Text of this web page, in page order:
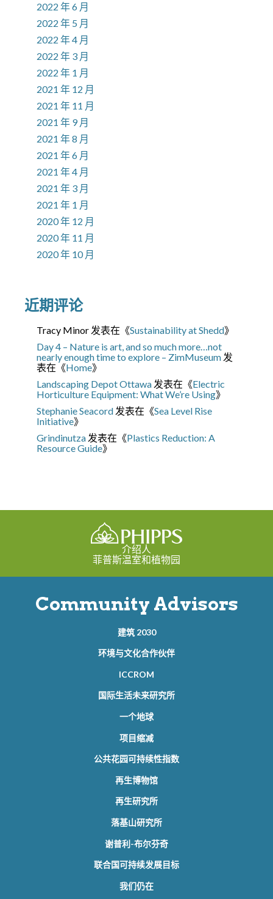
2022 年 6 月
2022 年 5 月
2022 年 4 月
2022 年 3 月
2022 年 1 月
2021 年 12 月
2021 年 11 月
2021 年 9 月
2021 年 8 月
2021 年 6 月
2021 年 4 月
2021 年 3 月
2021 年 1 月
2020 年 12 月
2020 年 11 月
2020 年 10 月
近期评论
Tracy Minor 发表在《Sustainability at Shedd》
Day 4 – Nature is art, and so much more…not
nearly enough time to explore – ZimMuseum 发
表在《Home》
Landscaping Depot Ottawa 发表在《Electric
Horticulture Equipment: What We’re Using》
Stephanie Seacord 发表在《Sea Level Rise
Initiative》
Grindinutza 发表在《Plastics Reduction: A
Resource Guide》
介绍人
菲普斯温室和植物园
Community Advisors
建筑 2030
环境与文化合作伙伴
ICCROM
国际生活未来研究所
一个地球
项目缩减
公共花园可持续性指数
再生博物馆
再生研究所
落基山研究所
谢普利-布尔芬奇
联合国可持续发展目标
我们仍在